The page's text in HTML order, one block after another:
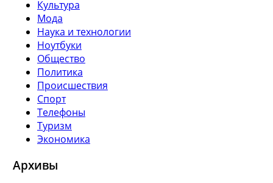
Культура
Мода
Наука и технологии
Ноутбуки
Общество
Политика
Происшествия
Спорт
Телефоны
Туризм
Экономика
Архивы